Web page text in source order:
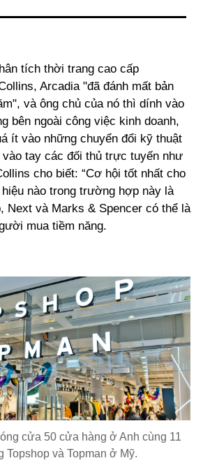
tích thời trang cao cấp
Arcadia "đã đánh mất bản
và ông chủ của nó thì dính vào
bên ngoài công việc kinh doanh,
ít vào những chuyển đổi kỹ thuật
tay các đối thủ trực tuyến như
cho biết: “Cơ hội tốt nhất cho
nào trong trường hợp này là
Next và Marks & Spencer có thể là
mua tiềm năng.
cửa 50 cửa hàng ở Anh cùng 11
Topshop và Topman ở Mỹ.